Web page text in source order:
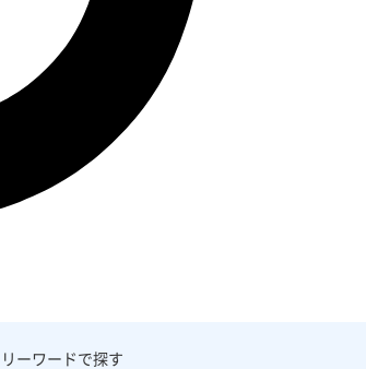
ーワードで探す